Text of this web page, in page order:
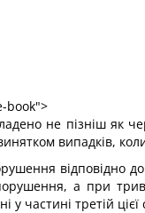
book">
не пізніш
випадків,
відповідно
а при
частині третій цієї